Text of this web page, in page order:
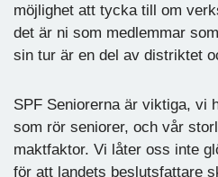
möjlighet att tycka till om
det är ni som medlemmar
sin tur är en del av distriktet
SPF Seniorerna är viktiga, vi
som rör seniorer, och vår
maktfaktor. Vi låter oss inte
för att landets beslutsfattare